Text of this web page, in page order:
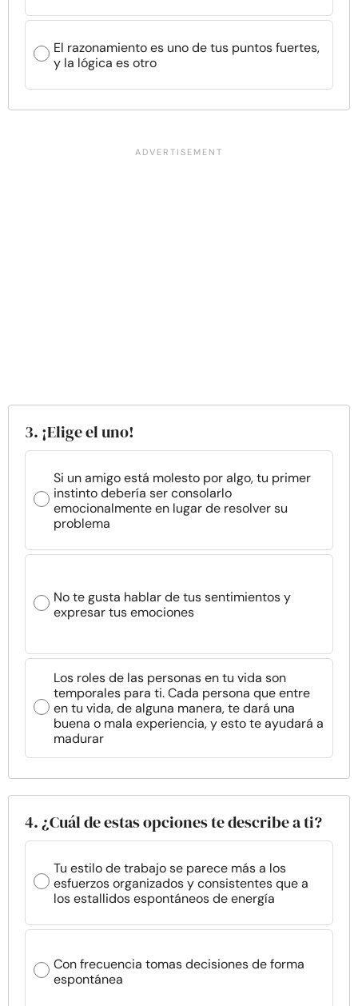
El razonamiento es uno de tus puntos fuertes,
y la lógica es otro
3. ¡Elige el uno!
Si un amigo está molesto por algo, tu primer
instinto debería ser consolarlo
emocionalmente en lugar de resolver su
problema
No te gusta hablar de tus sentimientos y
expresar tus emociones
Los roles de las personas en tu vida son
temporales para ti. Cada persona que entre
en tu vida, de alguna manera, te dará una
buena o mala experiencia, y esto te ayudará a
madurar
4. ¿Cuál de estas opciones te describe a ti?
Tu estilo de trabajo se parece más a los
esfuerzos organizados y consistentes que a
los estallidos espontáneos de energía
Con frecuencia tomas decisiones de forma
espontánea